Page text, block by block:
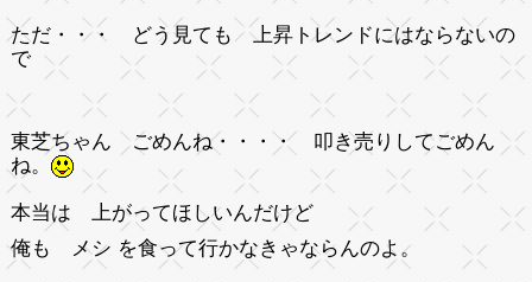
ただ・・・ どう見ても 上昇トレンドにはならないの
で
東芝ちゃん ごめんね・・・・ 叩き売りしてごめん
ね。
本当は 上がってほしいんだけど
俺も メシ を食って行かなきゃならんのよ。